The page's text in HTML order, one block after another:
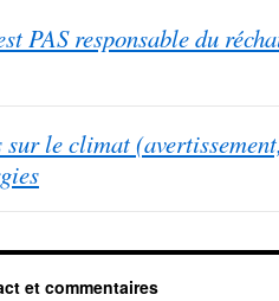
PAS responsable du
le climat
et commentaires